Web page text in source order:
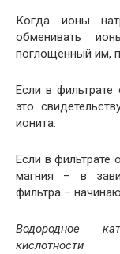
Когда ионы
обменивать
поглощенный им,
Если в фильтрате
это
ионита.
Если в фильтрате
магния – в
фильтра –
Водородное
кислотности